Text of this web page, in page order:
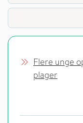
Flere unge
plager